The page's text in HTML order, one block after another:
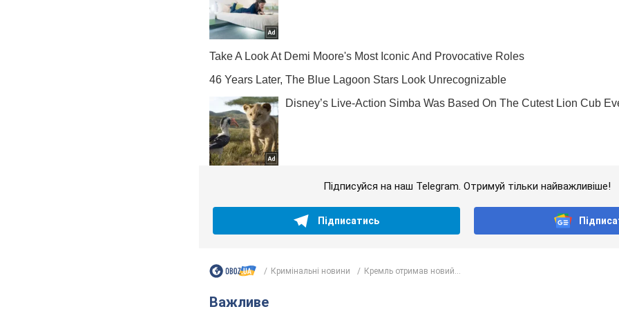
Підписуйся на наш Telegram. Отримуй тільки найважливіше!
Підписатись
Кримінальні новини Кремль отримав новий...
Важливе